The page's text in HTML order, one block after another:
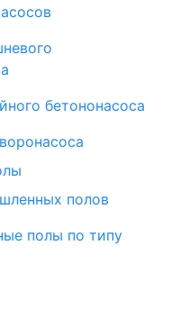
бетононасоса
полов
полы по типу